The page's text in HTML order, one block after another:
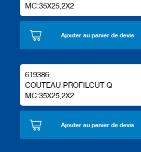
MC:35X25,2X2
Ajouter au panier de devis
619386
COUTEAU PROFILCUT Q
MC:35X25,2X2
Ajouter au panier de devis